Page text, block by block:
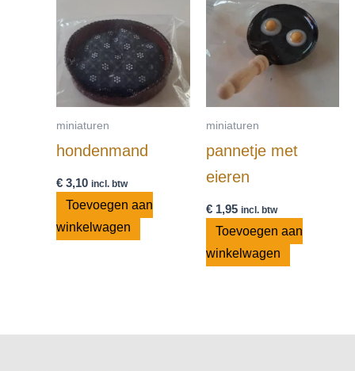
miniaturen
hondenmand
€ 3,10 incl. btw
Toevoegen aan
winkelwagen
miniaturen
pannetje met
eieren
€1,95 incl. btw
Toevoegen aan
winkelwagen